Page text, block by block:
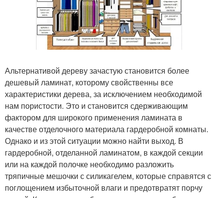
Альтернативой дереву зачастую становится более
дешевый ламинат, которому свойственны все
характеристики дерева, за исключением необходимой
нам пористости. Это и становится сдерживающим
фактором для широкого применения ламината в
качестве отделочного материала гардеробной комнаты.
Однако и из этой ситуации можно найти выход. В
гардеробной, отделанной ламинатом, в каждой секции
или на каждой полочке необходимо разложить
тряпичные мешочки с силикагелем, которые справятся с
поглощением избыточной влаги и предотвратят порчу